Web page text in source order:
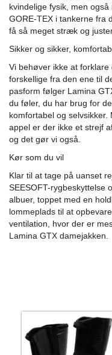
kvindelige fysik, men også
GORE-TEX i tankerne fra
få så meget stræk og
Sikker og sikker,
Vi behøver ikke at
forskellige fra den ene til
pasform følger Lamina
du føler, du har brug for
komfortabel og selvsikker.
appel er der ikke et strejf
og det gør vi også.
Kør som du vil
Klar til at tage på uanset
SEESOFT-rygbeskyttelse
albuer, toppet med en
lommeplads til at
ventilation, hvor der er
Lamina GTX damejakken.